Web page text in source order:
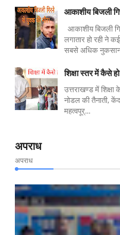
आकाशीय बिजली
आकाशीय बिजली
लगातार हो रही ने
सबसे अधिक
शिक्षा स्तर में कैसे
उत्तराखण्ड में
नोडल की तैनाती,
महत्वपूर्...
अपराध
अपराध